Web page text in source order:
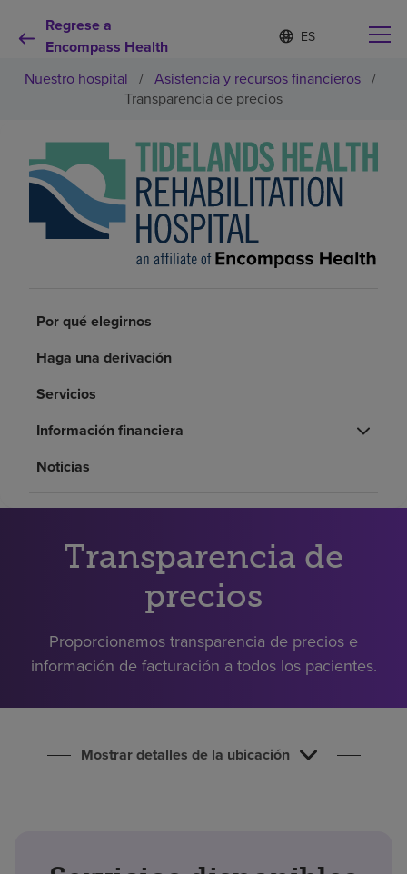
Regrese a
Encompass Health
Lista
de
idiomas
contraída
d
o
m
e
e
c
o
n
Por qué debe elegirnos
Servicios de rehabilitación
Pacientes y cuidadores
Recursos de salud
Acerca de nosotros
Pagar mi factura
Nuestro hospital / Asistencia y recursos financieros /
Transparencia de precios
Por qué elegirnos
Haga una derivación
Servicios
Información financiera
Noticias
Transparencia de
precios
Proporcionamos transparencia de precios e
información de facturación a todos los pacientes.
Mostrar detalles de la ubicación